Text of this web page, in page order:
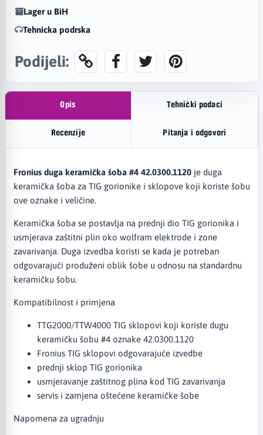
Lager u BiH
Tehnicka podrska
Podijeli:
Opis Tehnički podaci
Recenzije Pitanja i odgovori
Fronius duga keramička šoba #4 42.0300.1120je duga
keramička šoba za TIG gorionike i sklopove koji koriste šobu
ove oznake i veličine.
Keramička šoba se postavlja na prednji dio TIG gorionika i
usmjerava zaštitni plin oko wolfram elektrode i zone
zavarivanja. Duga izvedba koristi se kada je potreban
odgovarajući produženi oblik šobe u odnosu na standardnu
keramičku šobu.
Kompatibilnost i primjena
TTG2000/TTW4000 TIG sklopovi koji koriste dugu
keramičku šobu #4 oznake 42.0300.1120
Fronius TIG sklopovi odgovarajuće izvedbe
prednji sklop TIG gorionika
usmjeravanje zaštitnog plina kod TIG zavarivanja
servis i zamjena oštećene keramičke šobe
Napomena za ugradnju